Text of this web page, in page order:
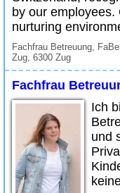
by our
nurturing
Fachfrau Betreuung,
Zug, 6300 Zug
Fachfrau
Ich
und